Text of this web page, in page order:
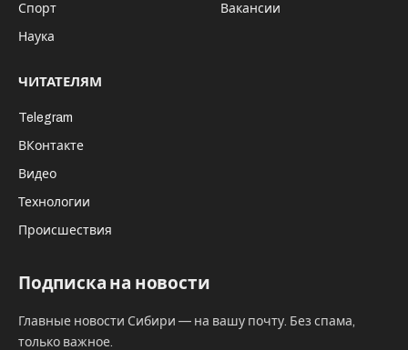
Спорт
Наука
Вакансии
ЧИТАТЕЛЯМ
Telegram
ВКонтакте
Видео
Технологии
Происшествия
Подписка на новости
Главные новости Сибири — на вашу почту. Без спама,
только важное.